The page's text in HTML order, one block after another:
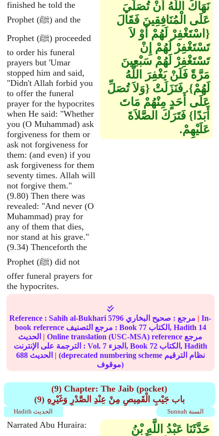
finished he told the
Prophet (ﷺ) and the
Prophet (ﷺ) proceeded
to order his funeral
prayers but 'Umar
stopped him and said,
"Didn't Allah forbid you
to offer the funeral
prayer for the hypocrites
when He said: "Whether
you (O Muhammad) ask
forgiveness for them or
ask not forgiveness for
them: (and even) if you
ask forgiveness for them
seventy times. Allah will
not forgive them."
(9.80) Then there was
revealed: "And never (O
Muhammad) pray for
any of them that dies,
nor stand at his grave."
(9.34) Thenceforth the
Prophet (ﷺ) did not
offer funeral prayers for
the hypocrites.
نَهَاكَ اللَّهُ أَنْ تُصَلِّيَ
عَلَى الْمُنَافِقِينَ فَقَالَ
‏{‏اسْتَغْفِرْ لَهُمْ أَوْ لاَ
تَسْتَغْفِرْ لَهُمْ إِنْ
تَسْتَغْفِرْ لَهُمْ سَبْعِينَ
مَرَّةً فَلَنْ يَغْفِرَ اللَّهُ
لَهُمْ‏}‏‏.‏ فَنَزَلَتْ ‏{‏وَلاَ تُصَلِّ
عَلَى أَحَدٍ مِنْهُمْ مَاتَ
أَبَدًا‏}‏ فَتَرَكَ الصَّلاَةَ
عَلَيْهِمْ‏.‏
Reference :Sahih al-Bukhari 5796 مرجع : صحيح البخاري | In-
book reference مرجع التصنيف : Book 77 الكتاب, Hadith 14
| Online translation (USC-MSA) reference مرجع
الترجمة على الإنترنت : Vol. 7 الجزء, Book 72
الكتاب, Hadith
688
| (deprecated numbering scheme نظام الترقيم
موقوف)
(9) Chapter: The Jaib (pocket)
(9) باب جَيْبِ الْقَمِيصِ مِنْ عِنْدِ الصَّدْرِ وَغَيْرِهِ
Sunnah السنة Hadith الحديث
Narrated Abu Huraira:
حَدَّثَنَا عَبْدُ اللَّهِ بْنُ